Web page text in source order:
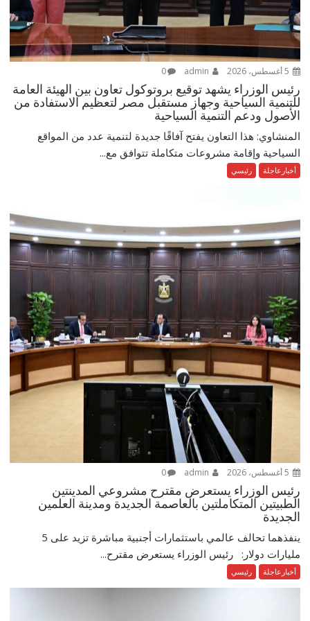
0
رئيس الوزراء يشهد توقيع بروتوكول تعاون بين الهيئة العامة
للتنمية السياحية وجهاز مستقبل مصر لتعظيم الاستفادة من
الأصول ودعم التنمية السياحية
المنشاوي: هذا التعاون يفتح آفاقًا جديدة لتنمية عدد من المواقع
السياحية وإقامة مشروعات متكاملة تتوافق مع...
أخبارعاجلة رئيسي
0
رئيس الوزراء يستعرض مقترح مشروعي المدينتين
الطبيتين المتكاملتين بالعاصمة الجديدة ومدينة العلمين
الجديدة
ينفذهما تحالف عالمي باستثمارات أجنبية مباشرة تزيد على 5
مليارات دولار: رئيس الوزراء يستعرض مقترح...
أخبارعاجلة رئيسي